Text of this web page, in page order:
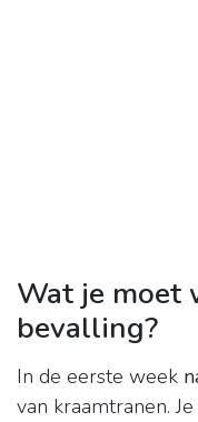
Wat je moet
bevalling?
In de eerste week
van kraamtranen.